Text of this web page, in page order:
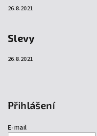
26.8.2021
Slevy
26.8.2021
Přihlášení
E-mail